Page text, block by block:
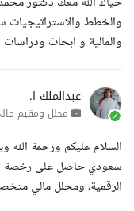
والخطط والاستراتيجيات
والمالية و ابحاث
عبدالملك ا.
محلل ومقيم
السلام عليكم ورحمة الله
سعودي حاصل على رخصة
الرقمية، ومحلل مالي